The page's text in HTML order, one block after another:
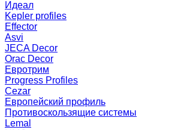
Идеал
Kepler profiles
Effector
Asvi
JECA Decor
Orac Decor
Евротрим
Progress Profiles
Cezar
Европейский профиль
Противоскользящие системы
Lemal